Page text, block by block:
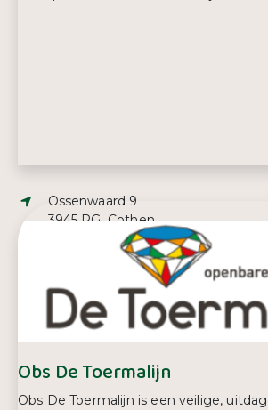
Adres:
Ossenwaard 9
3945 PG, Cothen
E-mailadres:
info@natuurspeelweidecothen.nl
Obs De Toermalijn
Obs De Toermalijn is een veilige,